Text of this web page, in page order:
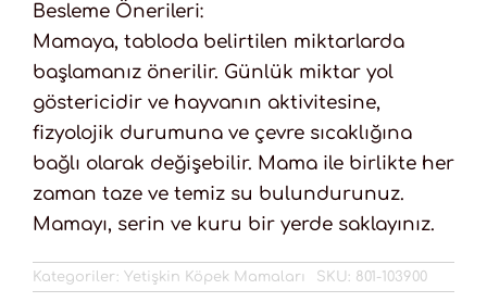
Besleme Önerileri:
Mamaya, tabloda belirtilen miktarlarda
başlamanız önerilir. Günlük miktar yol
göstericidir ve hayvanın aktivitesine,
fizyolojik durumuna ve çevre sıcaklığına
bağlı olarak değişebilir. Mama ile birlikte her
zaman taze ve temiz su bulundurunuz.
Mamayı, serin ve kuru bir yerde saklayınız.
Kategoriler: Yetişkin Köpek Mamaları SKU: 801-103900